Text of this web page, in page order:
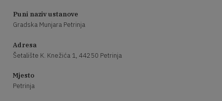
Puni naziv ustanove
Gradska Munjara Petrinja
Adresa
Šetalište K. Knežića 1, 44250 Petrinja
Mjesto
Petrinja